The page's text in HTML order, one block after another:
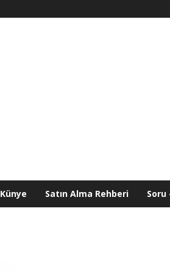
Künye Satın Alma Rehberi Soru